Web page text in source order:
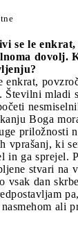
se le
dovolj.
enkrat,
mladi
Boga
priložnosti
vprašanj, ki
in ga sprejel.
stvari na
vsak dan
ali